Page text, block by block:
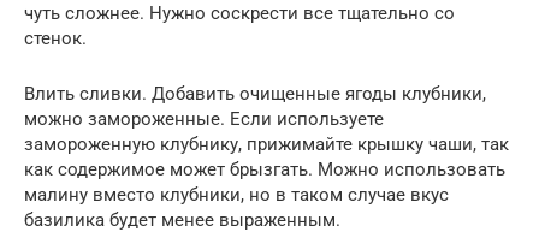
чуть сложнее. Нужно соскрести все тщательно со
стенок.
Влить сливки. Добавить очищенные ягоды клубники,
можно замороженные. Если используете
замороженную клубнику, прижимайте крышку чаши, так
как содержимое может брызгать. Можно использовать
малину вместо клубники, но в таком случае вкус
базилика будет менее выраженным.